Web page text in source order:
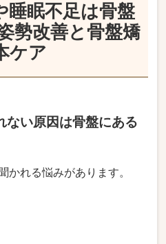
睡眠不足は骨盤
勢改善と骨盤矯
ケア
ない原因は骨盤にある
かれる悩みがあります。